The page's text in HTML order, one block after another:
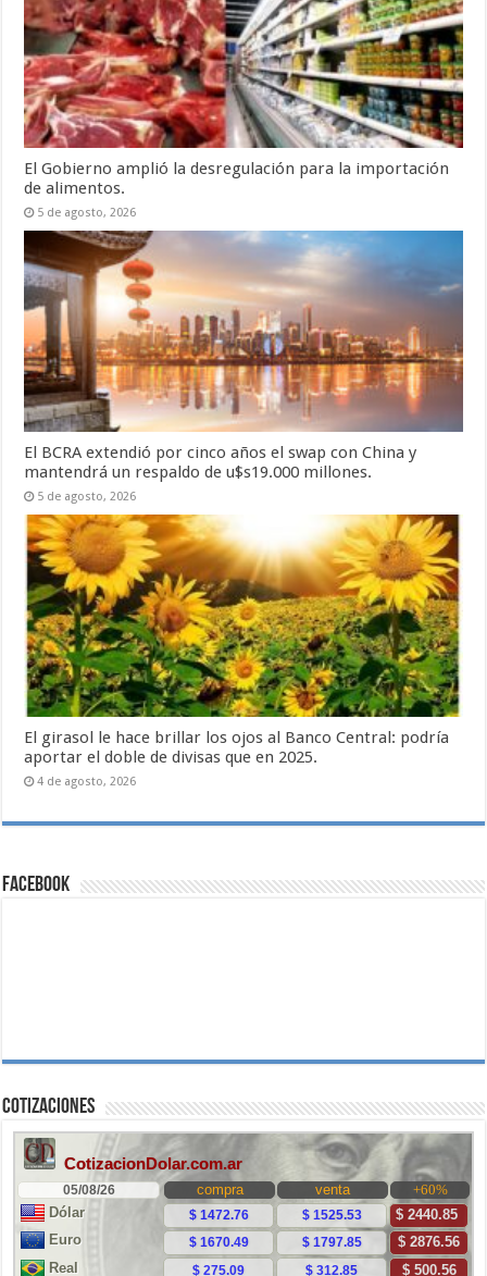
El Gobierno amplió la desregulación para la importación
de alimentos.
5 de agosto, 2026
El BCRA extendió por cinco años el swap con China y
mantendrá un respaldo de u$s19.000 millones.
5 de agosto, 2026
El girasol le hace brillar los ojos al Banco Central: podría
aportar el doble de divisas que en 2025.
4 de agosto, 2026
Facebook
Cotizaciones